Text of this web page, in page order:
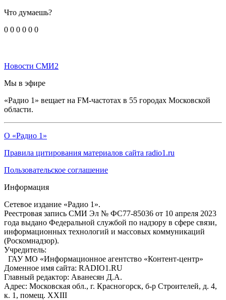
Что думаешь?
0 0 0 0 0 0
Новости СМИ2
Мы в эфире
«Радио 1» вещает на FM-частотах в 55 городах Московской
области.
О «Радио 1»
Правила цитирования материалов сайта radio1.ru
Пользовательское соглашение
Информация
Сетевое издание «Радио 1».
Реестровая запись СМИ Эл № ФС77-85036 от 10 апреля 2023
года выдано Федеральной службой по надзору в сфере связи,
информационных технологий и массовых коммуникаций
(Роскомнадзор).
Учредитель:
ГАУ МО «Информационное агентство «Контент-центр»
Доменное имя сайта: RADIO1.RU
Главный редактор: Аванесян Д.А.
Адрес: Московская обл., г. Красногорск, б-р Строителей, д. 4,
к. 1, помещ. XXIII